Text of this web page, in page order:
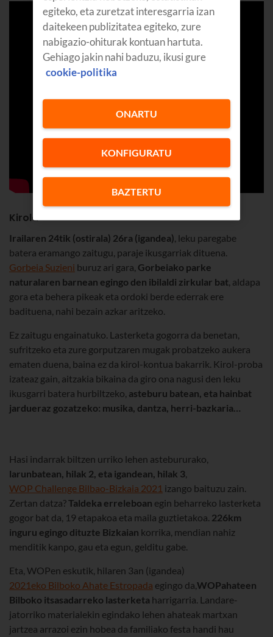
Kirola
Irailaren 24tik (ostirala) 26ra (igandea), leku paregabe
batera eramango zaitugu, paraje ikusgarriak dituena.
Gorbeia Suzieni buruz ari gara, Gorbeiako parke
naturalaren barnean egingo den ibilaldi zirkular bat, aldapa
gora eta behera pikeak eta ordoki berde ederrak ere
badituena, nahi bezain azkar aritzeko.
Ez zaitugu engainatuko. Lasterketa gogorra da benetan,
sufritzeko eta zure gorputzaren mugak probatzeko aukera
ematen duena, baina ez da kirol-kontua bakarrik. Kirol-proba
izateaz gain, aitzakia bikaina da giro ona nagusi den leku
ikusgarri batera hurbiltzeko, asteburu batean, eta hainbat
jardueraz gozatzeko: musika, dantza, herri-bazkaria…
Hasi indarrak biltzen urriko lehen astebururako,
larunbatean, hilak 2, eta igandean, hilak 3,
WOP Challenge Bilbao-Bizkaia 2021 izango baituzu zain.
Zertan datza?Taldeka erreleboan egin beharreko lasterketa
gogor bat da, 19 etapakoa eta maila guztietakoa. 226km
inguru egingo dituzte Bizkaian korrika, mendian nahiz
menditik kanpo, gau eta egun, gelditu gabe.
Eta, WOPen eskutik, hilaren 3an (igandea)
2021eko Bilboko Ahate Estropada egingo da,WOPahateen
Bilboko itsasadarreko lasterketa harrigarria. Landare-
jatorriko materialekin egindako lehen ahateak martxan
jartzea arrazoi ezin hobea da familiako festa handi hau
egiteko, eta zuretzat interesgarria izan
daitekeen publizitatea egiteko, zure
nabigazio-ohiturak kontuan hartuta.
Gehiago jakin nahi baduzu, ikusi gure
cookie-politika
KONFIGURATU
BAZTERTU
ONARTU